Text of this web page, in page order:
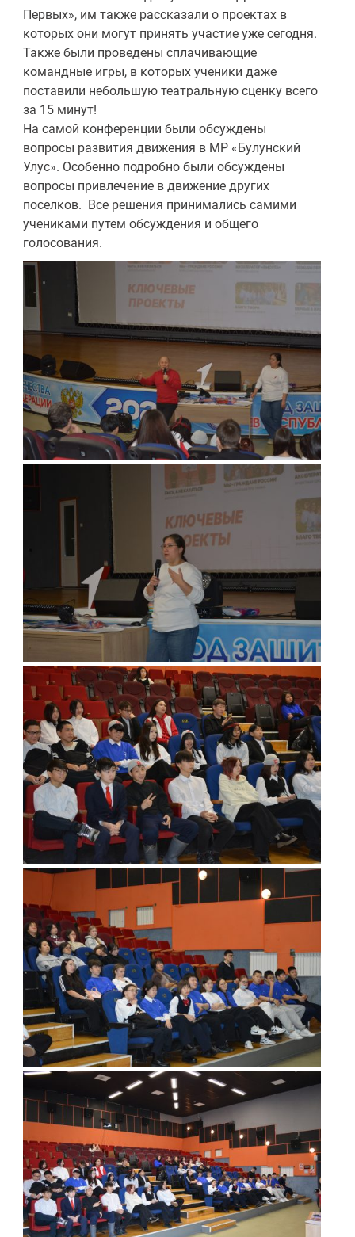
Первых», им также рассказали о проектах в
которых они могут принять участие уже сегодня.
Также были проведены сплачивающие
командные игры, в которых ученики даже
поставили небольшую театральную сценку всего
за 15 минут!
На самой конференции были обсуждены
вопросы развития движения в МР «Булунский
Улус». Особенно подробно были обсуждены
вопросы привлечение в движение других
поселков. Все решения принимались самими
учениками путем обсуждения и общего
голосования.